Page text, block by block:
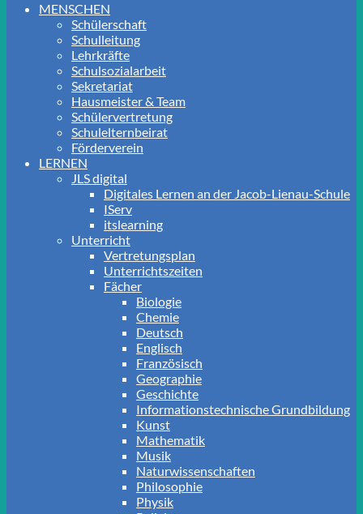
MENSCHEN
Schülerschaft
Schulleitung
Lehrkräfte
Schulsozialarbeit
Sekretariat
Hausmeister & Team
Schülervertretung
Schulelternbeirat
Förderverein
LERNEN
JLS digital
Digitales Lernen an der Jacob-Lienau-Schule
IServ
itslearning
Unterricht
Vertretungsplan
Unterrichtszeiten
Fächer
Biologie
Chemie
Deutsch
Englisch
Französisch
Geographie
Geschichte
Informationstechnische Grundbildung
Kunst
Mathematik
Musik
Naturwissenschaften
Philosophie
Physik